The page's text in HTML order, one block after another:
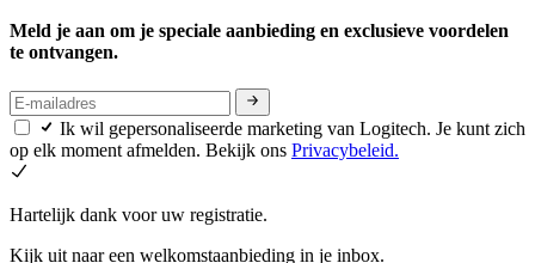
Meld je aan om je speciale aanbieding en exclusieve voordelen
te ontvangen.
Ik wil gepersonaliseerde marketing van Logitech. Je kunt zich
op elk moment afmelden. Bekijk ons Privacybeleid.
Hartelijk dank voor uw registratie.
Kijk uit naar een welkomstaanbieding in je inbox.